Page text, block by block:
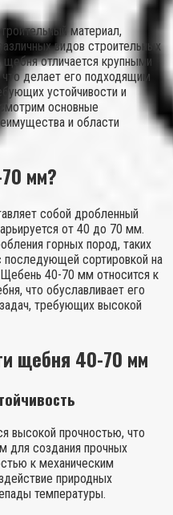
материал,
видов строительных
отличается крупными
делает его подходящим
устойчивости и
основные
и области
мм?
собой дробленный
от 40 до 70 мм.
горных пород, таких
последующей сортировкой на
40-70 мм относится к
что обуславливает его
требующих высокой
щебня 40-70 мм
высокой прочностью, что
для создания прочных
к механическим
природных
температуры.